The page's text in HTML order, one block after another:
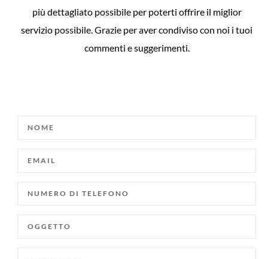
più dettagliato possibile per poterti offrire il miglior
servizio possibile. Grazie per aver condiviso con noi i tuoi
commenti e suggerimenti.